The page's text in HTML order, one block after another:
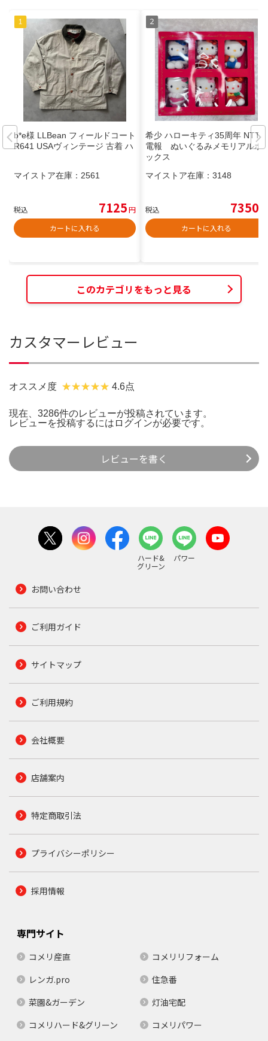
b*e様 LLBean フィールドコート
R641 USAヴィンテージ 古着 ハ
マイストア在庫： 2561
税込 7125円
カートに入れる
希少 ハローキティ35周年 NTT
電報 ぬいぐるみメモリアルボ
ックス
マイストア在庫： 3148
税込 7350
カートに入れる
このカテゴリをもっと見る
カスタマーレビュー
オススメ度 4.6点
現在、3286件のレビューが投稿されています。
レビューを投稿するには ログインが必要です。
レビューを書く
ハード&
グリーン
パワー
お問い合わせ
ご利用ガイド
サイトマップ
ご利用規約
会社概要
店舗案内
特定商取引法
プライバシーポリシー
採用情報
専門サイト
コメリ産直
コメリリフォーム
レンガ.pro
住急番
菜園&ガーデン
灯油宅配
コメリハード&グリーン
コメリパワー